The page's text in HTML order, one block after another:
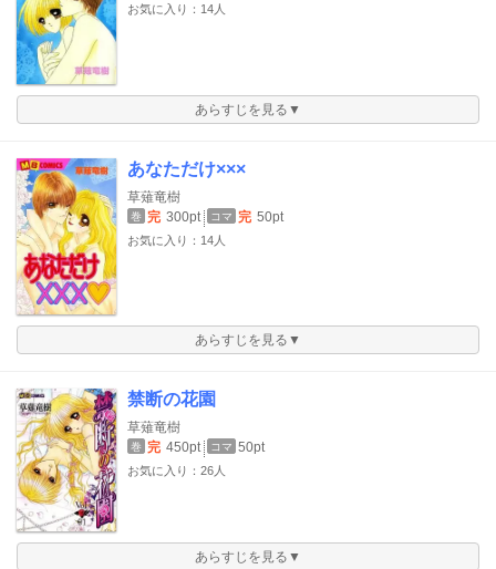
お気に入り：14人
あらすじを見る▼
あなただけ×××
草薙竜樹
巻 完 300pt コマ 完 50pt
お気に入り：14人
あらすじを見る▼
禁断の花園
草薙竜樹
巻 完 450pt コマ 50pt
お気に入り：26人
あらすじを見る▼